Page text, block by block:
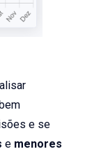
e se
e menores